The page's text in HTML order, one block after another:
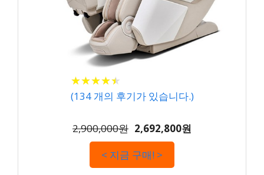
★★★★★
★★★★★
(134개의 후기가 있습니다.)
2,900,000원 2,692,800원
< 지금 구매! >